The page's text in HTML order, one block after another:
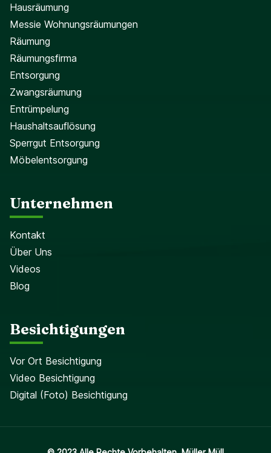
Hausräumung
Messie Wohnungsräumungen
Räumung
Räumungsfirma
Entsorgung
Zwangsräumung
Entrümpelung
Haushaltsauflösung
Sperrgut Entsorgung
Möbelentsorgung
Unternehmen
Kontakt
Über Uns
Videos
Blog
Besichtigungen
Vor Ort Besichtigung
Video Besichtigung
Digital (Foto) Besichtigung